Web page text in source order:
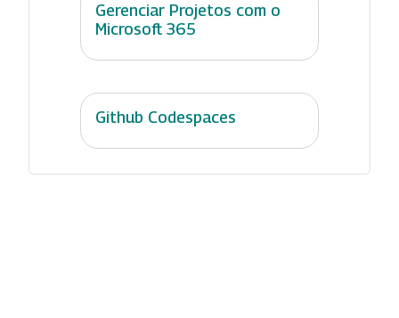
Gerenciar Projetos com o
Microsoft 365
Github Codespaces